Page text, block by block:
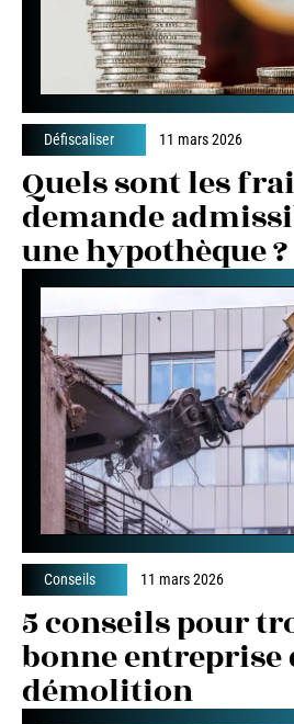
Défiscaliser 11 mars 2026
Quels sont les
demande
une hypothèque ?
Conseils 11 mars 2026
5 conseils pour
bonne entreprise
démolition